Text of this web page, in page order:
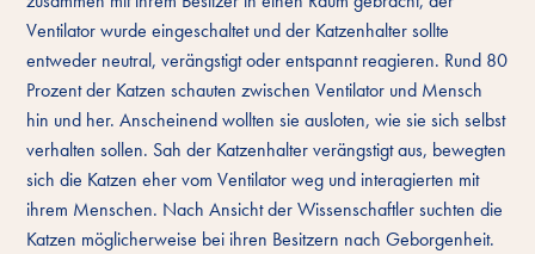
Ventilator wurde eingeschaltet und der Katzenhalter sollte
entweder neutral, verängstigt oder entspannt reagieren. Rund 80
Prozent der Katzen schauten zwischen Ventilator und Mensch
hin und her. Anscheinend wollten sie ausloten, wie sie sich selbst
verhalten sollen. Sah der Katzenhalter verängstigt aus, bewegten
sich die Katzen eher vom Ventilator weg und interagierten mit
ihrem Menschen. Nach Ansicht der Wissenschaftler suchten die
Katzen möglicherweise bei ihren Besitzern nach Geborgenheit.